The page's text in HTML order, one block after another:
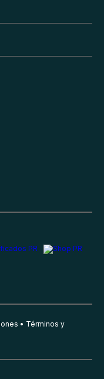
Términos y